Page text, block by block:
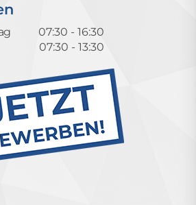
07:30 - 16:30
07:30 - 13:30